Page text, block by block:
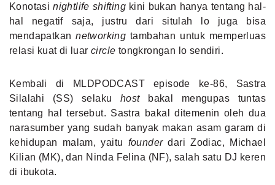
Konotasinightlife shifting kini bukan hanya tentang hal-
hal negatif saja, justru dari situlah lo juga bisa
mendapatkannetworking tambahan untuk memperluas
relasi kuat di luarcircle tongkrongan lo sendiri.
Kembali di MLDPODCAST episode ke-86, Sastra
Silalahi (SS) selaku hostbakal mengupas tuntas
tentang hal tersebut. Sastra bakal ditemenin oleh dua
narasumber yang sudah banyak makan asam garam di
kehidupan malam, yaitu founderdari Zodiac, Michael
Kilian (MK), dan Ninda Felina (NF), salah satu DJ keren
di ibukota.